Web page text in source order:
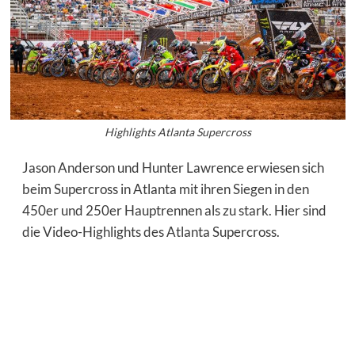
Highlights Atlanta Supercross
Jason Anderson und Hunter Lawrence erwiesen sich
beim Supercross in Atlanta mit ihren Siegen in den
450er und 250er Hauptrennen als zu stark. Hier sind
die Video-Highlights des Atlanta Supercross.